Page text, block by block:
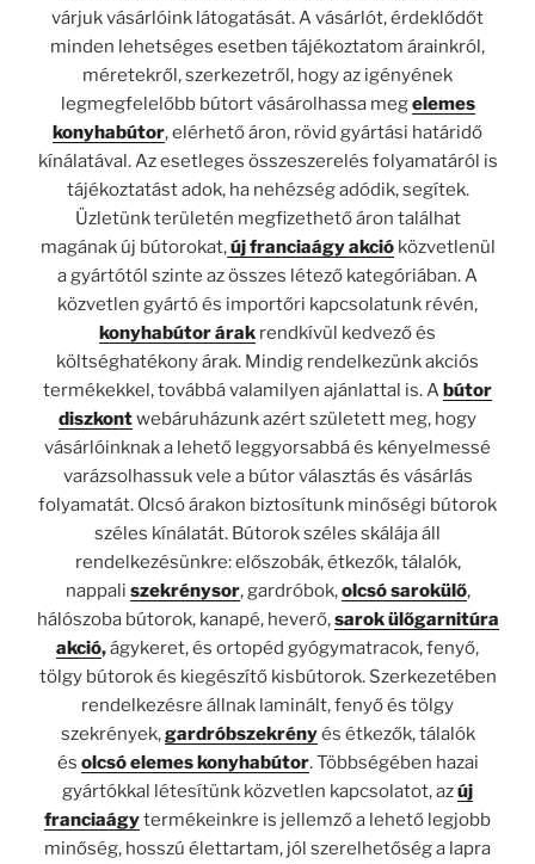
várjuk vásárlóink látogatását. A vásárlót, érdeklődőt
minden lehetséges esetben tájékoztatom árainkról,
méretekről, szerkezetről, hogy az igényének
legmegfelelőbb bútort vásárolhassa megelemes
konyhabútor, elérhető áron, rövid gyártási határidő
kínálatával. Az esetleges összeszerelés folyamatáról is
tájékoztatást adok, ha nehézség adódik, segítek.
Üzletünk területén megfizethető áron találhat
magának új bútorokat,új franciaágy akcióközvetlenül
a gyártótól szinte az összes létező kategóriában. A
közvetlen gyártó és importőri kapcsolatunk révén,
konyhabútor árak rendkívül kedvező és
költséghatékony árak. Mindig rendelkezünk akciós
termékekkel, továbbá valamilyen ajánlattal is. Abútor
diszkontwebáruházunk azért született meg, hogy
vásárlóinknak a lehető leggyorsabbá és kényelmessé
varázsolhassuk vele a bútor választás és vásárlás
folyamatát. Olcsó árakon biztosítunk minőségi bútorok
széles kínálatát. Bútorok széles skálája áll
rendelkezésünkre: előszobák, étkezők, tálalók,
nappali szekrénysor, gardróbok,olcsó sarokülő,
hálószoba bútorok, kanapé, heverő,sarok ülőgarnitúra
akció,ágykeret, és ortopéd gyógymatracok, fenyő,
tölgy bútorok és kiegészítő kisbútorok. Szerkezetében
rendelkezésre állnak laminált, fenyő és tölgy
szekrények,gardróbszekrényés étkezők, tálalók
és olcsó elemes konyhabútor. Többségében hazai
gyártókkal létesítünk közvetlen kapcsolatot, azúj
franciaágytermékeinkre is jellemző a lehető legjobb
minőség, hosszú élettartam, jól szerelhetőség a lapra